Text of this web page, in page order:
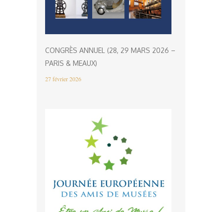
CONGRÈS ANNUEL (28, 29 MARS 2026 –
PARIS & MEAUX)
27 février 2026